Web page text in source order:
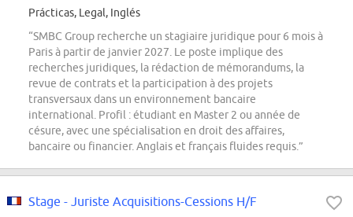
Prácticas, Legal, Inglés
“SMBC Group recherche un stagiaire juridique pour 6 mois à
Paris à partir de janvier 2027. Le poste implique des
recherches juridiques, la rédaction de mémorandums, la
revue de contrats et la participation à des projets
transversaux dans un environnement bancaire
international. Profil : étudiant en Master 2 ou année de
césure, avec une spécialisation en droit des affaires,
bancaire ou financier. Anglais et français fluides requis.”
Stage - Juriste Acquisitions-Cessions H/F